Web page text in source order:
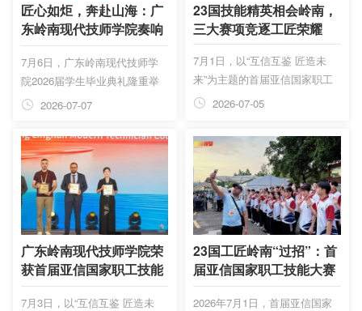
匠心如炬，奔赴山海：广
东岭南现代技师学院奏响
2026届毕业骊歌
7月6日，广东岭南现代技师学
院2026届学生毕业典礼隆重举
行。学校领导班子、各二级学院
师悉数到场，和毕业生一同见证
学子圆满完成学业，奔赴人生崭
新征程。来自东西部协作的黄埔
三都民族班26届学生也迎来了
毕业时刻，广州派驻三都干部、
挂职三都县政府办副主任李鸿，
三都县驻广州办事处主任陈兴
娜，广州市派驻三都职校校长方
战胜到场送上祝福。
2026-07-07
23国技能精英相会岭南，
三大赛项竞逐工匠荣耀
7月1日，以“互信互鉴 匠造未
来”为主题的首届亚信国家职工
技能大赛竞赛单元在广东岭南现
国、俄罗斯、白俄罗斯、巴基斯
坦、印度、斯里兰卡、印度尼西
亚、马来西亚、越南、泰国、老
挝、柬埔寨、韩国、哈萨克斯
坦、吉尔吉斯斯坦、乌兹别克斯
坦、塔吉克斯坦、阿塞拜疆、蒙
古、沙特阿拉伯、埃及、孟加拉
国、巴勒斯坦、伊拉克共23个
亚信成员国及观察员国的近80
名职工代表跨越山海，相聚岭南
2026-07-05
广东岭南现代技师学院荣
获首届亚信国家职工技能
大赛“优秀组织奖”！！！
7月3日，以“互信互鉴 匠造未
23国工匠岭南“过招”：首
届亚信国家职工技能大赛
开赛
2026年7月1日，首届亚信国家